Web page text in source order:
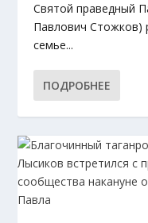
Святой праведный
Павлович Стожков)
семье...
ПОДРОБНЕЕ